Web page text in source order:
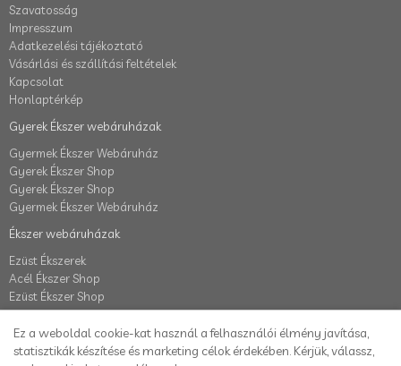
Szavatosság
Impresszum
Adatkezelési tájékoztató
Vásárlási és szállítási feltételek
Kapcsolat
Honlaptérkép
Gyerek Ékszer webáruházak
Gyermek Ékszer Webáruház
Gyerek Ékszer Shop
Gyerek Ékszer Shop
Gyermek Ékszer Webáruház
Ékszer webáruházak
Ezüst Ékszerek
Acél Ékszer Shop
Ezüst Ékszer Shop
Fiók
Ez a weboldal cookie-kat használ a felhasználói élmény javítása,
statisztikák készítése és marketing célok érdekében. Kérjük, válassz,